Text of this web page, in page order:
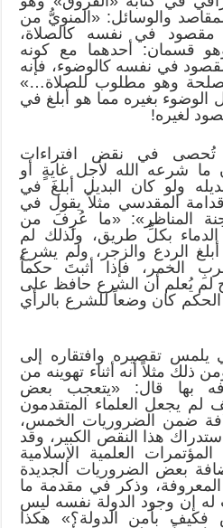
والوسائل: «المنويُّ من
مقصود في نفسه كالصلاة،
قسمان: أحدهما مع كونه
في نفسه كالوضوء، فإنه
وهو مطلوب للصلاة…»
الوضوء بغيره مما هو أبلغ في
لغيره!
تُحصى في نقض افتراءات
ما شرعه الله لأجل غايةٍ أو
ولو كان البديل أبلغَ في
المقدسي مثلاً يقول في
المناظر»: «ما عُرِفَ من
بكلِّ طريق، ولذلك لم
الردع والزجر، ولم يشرع
الخمر، فإذا أثبتَ حكماً
لم يُعلم أن الشرع حافظ على
كان وضعاً للشرع بالرأي
يلمس تقصيره وافتقاره إلى
ذلك مثلاً أنه أثناء تهوينه من
بها قال: «يتعجب بعض
لم يجعل العلماء المتقدمون
ضمن الضروريات الخمس،
هذا النقص الكبير، وقد
العلمية الإسلامية
بعض الضروريات الجديدة
وذكر في مقدمة ما
له إن وجود الدولة نفسه ليس
بأمن الدولة؟» هكذا